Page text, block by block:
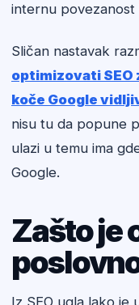
internu povezanost
Sličan nastavak
optimizovati SEO
koče Google
nisu tu da popune
ulazi u temu ima
Google.
Zašto je
Iz SEO ugla lako je